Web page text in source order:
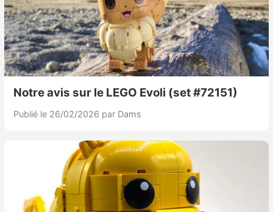
Chiffres de ventes
Rumeurs
Nintendo Direct
Tests et previews
Tests d’accessoires
Autres tests
Notre avis sur le LEGO Evoli (set #72151)
Publié le 26/02/2026 par Dams